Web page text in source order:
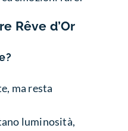
Rêve d’Or
ma resta
luminosità,